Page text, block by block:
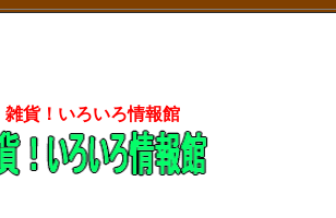
雑貨！いろいろ情報館